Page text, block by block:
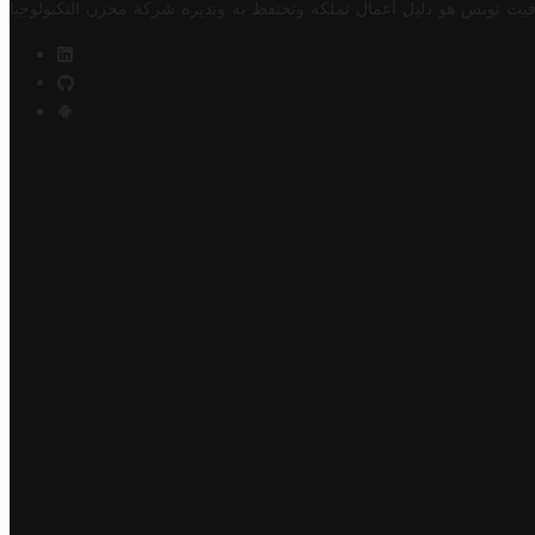
تونس هو دليل أعمال تملكه وتحتفظ به وتديره شركة مخزن التكنولوجيا